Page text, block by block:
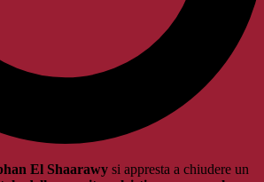
El Shaarawy si appresta a chiudere un